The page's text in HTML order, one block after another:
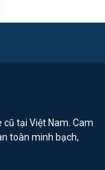
tại Việt Nam. Cam
toàn minh bạch,